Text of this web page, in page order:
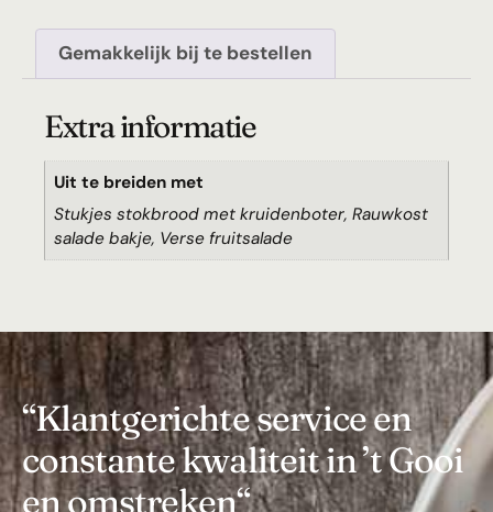
Gemakkelijk bij te bestellen
Extra informatie
Uit te breiden met
Stukjes stokbrood met kruidenboter, Rauwkost
salade bakje, Verse fruitsalade
“Klantgerichte service en
constante kwaliteit in ’t Gooi
en omstreken“